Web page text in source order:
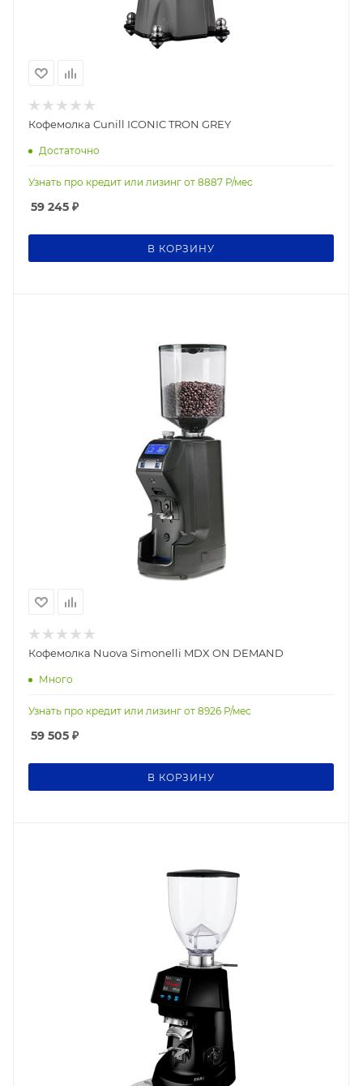
Кофемолка Cunill ICONIC TRON GREY
Достаточно
Узнать про кредит или лизинг от 8887 Р/мес
59 245 ₽
В КОРЗИНУ
Кофемолка Nuova Simonelli MDX ON DEMAND
Много
Узнать про кредит или лизинг от 8926 Р/мес
59 505 ₽
В КОРЗИНУ